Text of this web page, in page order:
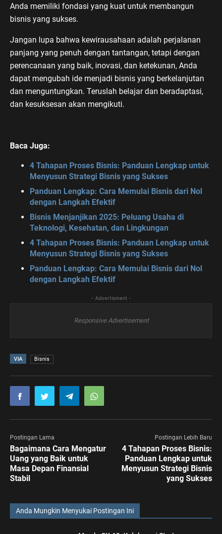
Anda memiliki fondasi yang kuat untuk membangun
bisnis yang sukses.
Jangan lupa bahwa kewirausahaan adalah perjalanan
panjang yang penuh dengan tantangan, tetapi dengan
perencanaan yang baik, inovasi, dan ketekunan, Anda
dapat mengubah ide menjadi bisnis yang berkelanjutan
dan menguntungkan. Teruslah belajar dan beradaptasi,
dan kesuksesan akan mengikuti.
Baca Juga:
4 Tahapan Proses Bisnis: Panduan Lengkap untuk
Menyusun Strategi Bisnis yang Sukses
Panduan Lengkap: Cara Memulai Bisnis dari Nol
dengan Langkah Efektif
Bisnis Menjanjikan 2025: Peluang Usaha di
Teknologi, Kesehatan, dan Lingkungan
4 Tahapan Proses Bisnis: Panduan Lengkap untuk
Menyusun Strategi Bisnis yang Sukses
Panduan Lengkap: Cara Memulai Bisnis dari Nol
dengan Langkah Efektif
- Advertisment -
Responsive Advertisement
VIA Bisnis
Postingan Lama
Bagaimana Cara Mengatur
Uang yang Baik untuk
Masa Depan Finansial
Stabil
Postingan Lebih Baru
4 Tahapan Proses Bisnis:
Panduan Lengkap untuk
Menyusun Strategi Bisnis
yang Sukses
Anda Mungkin Menyukai Postingan Ini